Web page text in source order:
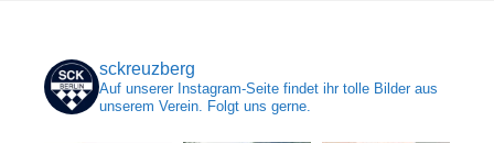
sckreuzberg
Auf unserer Instagram-Seite findet ihr tolle Bilder aus
unserem Verein. Folgt uns gerne.